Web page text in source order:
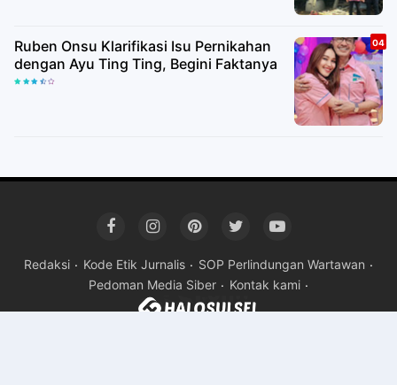
Ruben Onsu Klarifikasi Isu Pernikahan
dengan Ayu Ting Ting, Begini Faktanya
Redaksi Kode Etik Jurnalis
SOP Perlindungan Wartawan
Pedoman Media Siber
Kontak kami